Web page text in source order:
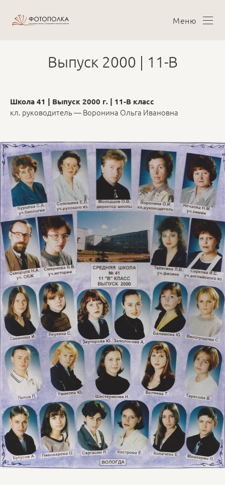
Меню
Выпуск 2000 | 11-В
Школа 41 | Выпуск 2000 г. | 11-В класс
кл. руководитель — Воронина Ольга Ивановна